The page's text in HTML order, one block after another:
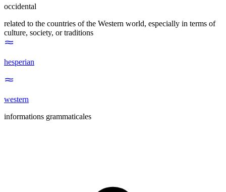
occidental
related to the countries of the Western world, especially in terms of
culture, society, or traditions
hesperian
western
informations grammaticales